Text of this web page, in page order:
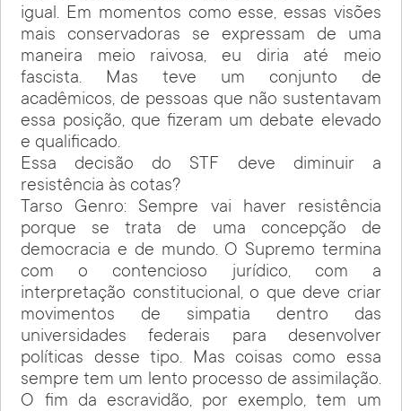
igual. Em momentos como esse, essas visões
mais conservadoras se expressam de uma
maneira meio raivosa, eu diria até meio
fascista. Mas teve um conjunto de
acadêmicos, de pessoas que não sustentavam
essa posição, que fizeram um debate elevado
e qualificado.
Essa decisão do STF deve diminuir a
resistência às cotas?
Tarso Genro: Sempre vai haver resistência
porque se trata de uma concepção de
democracia e de mundo. O Supremo termina
com o contencioso jurídico, com a
interpretação constitucional, o que deve criar
movimentos de simpatia dentro das
universidades federais para desenvolver
políticas desse tipo. Mas coisas como essa
sempre tem um lento processo de assimilação.
O fim da escravidão, por exemplo, tem um